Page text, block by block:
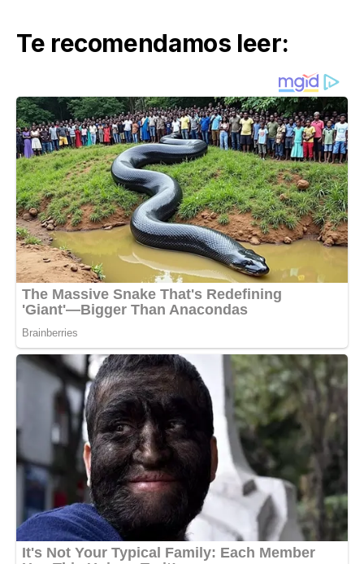
Te recomendamos leer: